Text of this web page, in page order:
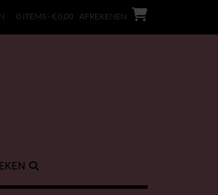
0 ITEMS - € 0,00 AFREKENEN